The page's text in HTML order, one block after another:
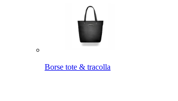
Borse tote & tracolla